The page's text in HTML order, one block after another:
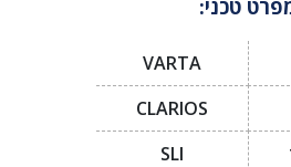
טכני:
VARTA
CLARIOS
SLI